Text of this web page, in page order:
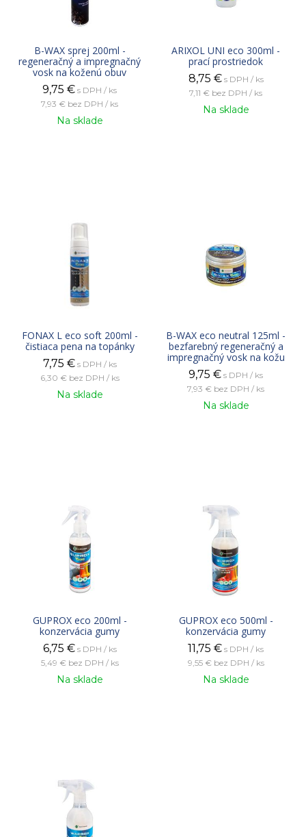
B-WAX sprej 200ml -
regeneračný a impregnačný
vosk na koženú obuv
9,75 € s DPH / ks
7,93 € bez DPH / ks
Na sklade
ARIXOL UNI eco 300ml -
prací prostriedok
8,75 € s DPH / ks
7,11 € bez DPH / ks
Na sklade
FONAX L eco soft 200ml -
čistiaca pena na topánky
7,75 € s DPH / ks
6,30 € bez DPH / ks
Na sklade
B-WAX eco neutral 125ml -
bezfarebný regeneračný a
impregnačný vosk na kožu
9,75 € s DPH / ks
7,93 € bez DPH / ks
Na sklade
GUPROX eco 200ml -
konzervácia gumy
6,75 € s DPH / ks
5,49 € bez DPH / ks
Na sklade
GUPROX eco 500ml -
konzervácia gumy
11,75 € s DPH / ks
9,55 € bez DPH / ks
Na sklade